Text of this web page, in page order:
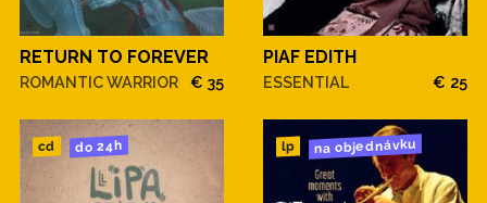
RETURN TO FOREVER
ROMANTIC WARRIOR € 35
PIAF EDITH
ESSENTIAL € 25
cd do 24h lp na objednávku